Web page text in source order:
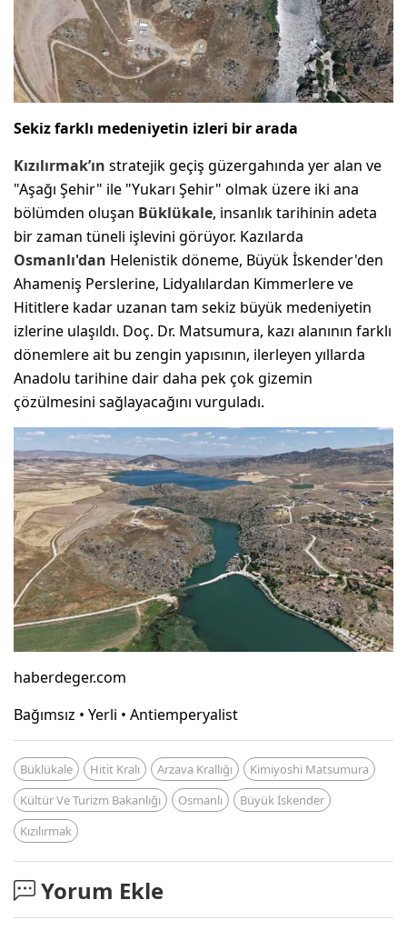
Sekiz farklı medeniyetin izleri bir arada
Kızılırmak’ın stratejik geçiş güzergahında yer alan ve
"Aşağı Şehir" ile "Yukarı Şehir" olmak üzere iki ana
bölümden oluşan Büklükale, insanlık tarihinin adeta
bir zaman tüneli işlevini görüyor. Kazılarda
Osmanlı'dan Helenistik döneme, Büyük İskender'den
Ahameniş Perslerine, Lidyalılardan Kimmerlere ve
Hititlere kadar uzanan tam sekiz büyük medeniyetin
izlerine ulaşıldı. Doç. Dr. Matsumura, kazı alanının farklı
dönemlere ait bu zengin yapısının, ilerleyen yıllarda
Anadolu tarihine dair daha pek çok gizemin
çözülmesini sağlayacağını vurguladı.
haberdeger.com
Bağımsız • Yerli • Antiemperyalist
Büklükale Hitit Kralı Arzava Krallığı
Kimiyoshi Matsumura
Kültür Ve Turizm Bakanlığı
Osmanlı
Büyük İskender
Kızılırmak
Yorum Ekle